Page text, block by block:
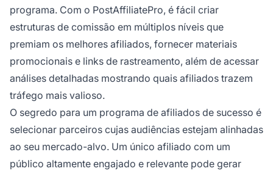
programa. Com o PostAffiliatePro, é fácil criar
estruturas de comissão em múltiplos níveis que
premiam os melhores afiliados, fornecer materiais
promocionais e links de rastreamento, além de acessar
análises detalhadas mostrando quais afiliados trazem
tráfego mais valioso.
O segredo para um programa de afiliados de sucesso é
selecionar parceiros cujas audiências estejam alinhadas
ao seu mercado-alvo. Um único afiliado com um
público altamente engajado e relevante pode gerar